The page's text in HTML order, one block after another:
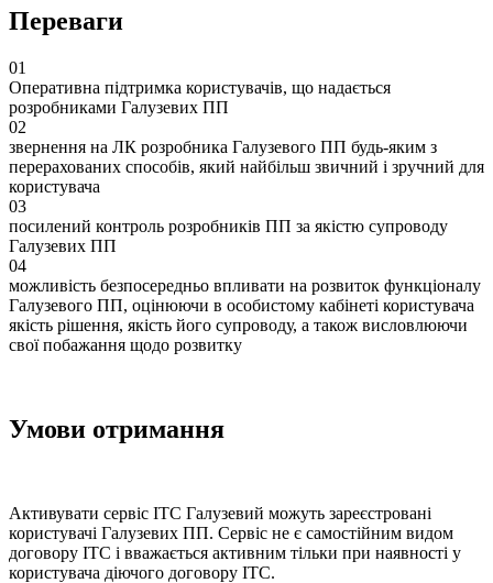
Переваги
01
Оперативна підтримка користувачів, що надається
розробниками Галузевих ПП
02
звернення на ЛК розробника Галузевого ПП будь-яким з
перерахованих способів, який найбільш звичний і зручний для
користувача
03
посилений контроль розробників ПП за якістю супроводу
Галузевих ПП
04
можливість безпосередньо впливати на розвиток функціоналу
Галузевого ПП, оцінюючи в особистому кабінеті користувача
якість рішення, якість його супроводу, а також висловлюючи
свої побажання щодо розвитку
Умови отримання
Активувати сервіс ІТС Галузевий можуть зареєстровані
користувачі Галузевих ПП. Сервіс не є самостійним видом
договору ІТС і вважається активним тільки при наявності у
користувача діючого договору ІТС.